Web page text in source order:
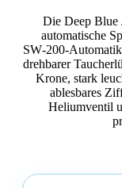
Die Deep Blue
automatische
drehbarer
Krone, stark
ablesbares
Heliumventil